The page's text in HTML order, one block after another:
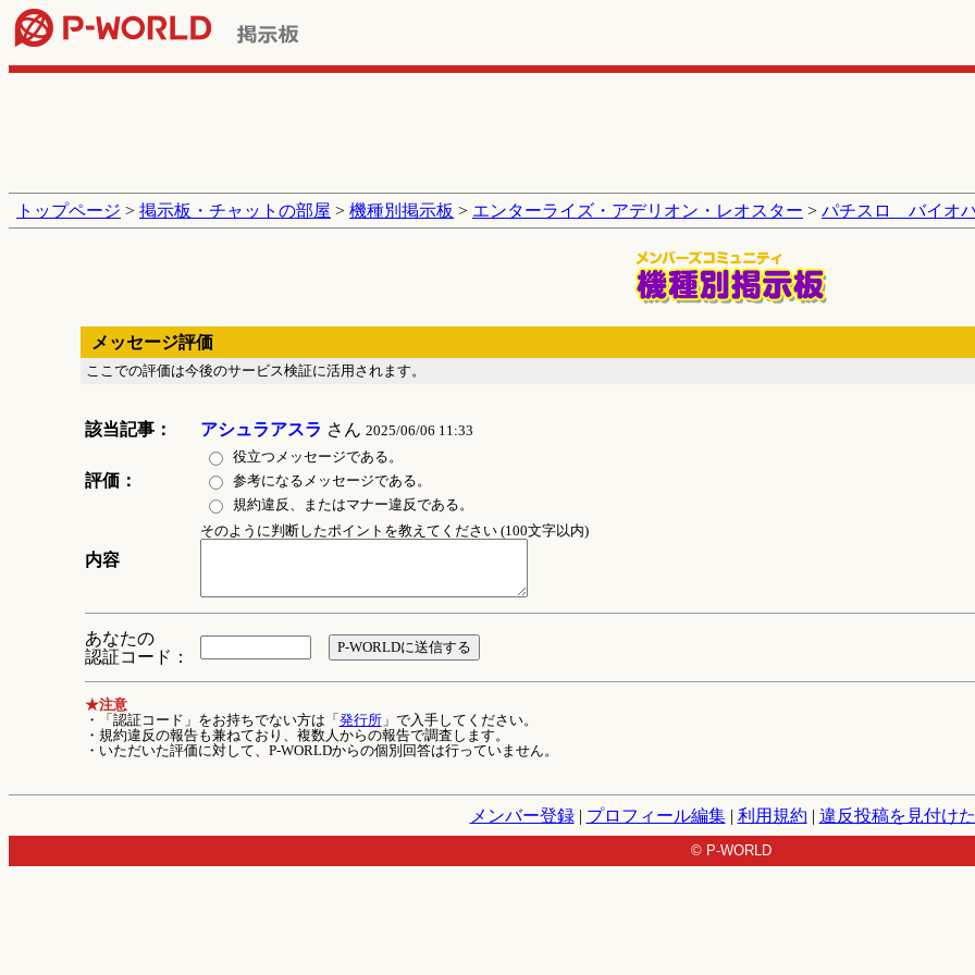
トップページ > 掲示板・チャットの部屋 > 機種別掲示板 > エンターライズ・アデリオン・レオスター > パチスロ バイオ
メッセージ評価
ここでの評価は今後のサービス検証に活用されます。
該当記事： アシュラアスラ さん 2025/06/06 11:33
評価：
役立つメッセージである。
参考になるメッセージである。
規約違反、またはマナー違反である。
内容
そのように判断したポイントを教えてください (100文字以内)
あなたの
認証コード：
★注意
・「認証コード」をお持ちでない方は「 発行所」で入手してください。
・規約違反の報告も兼ねており、複数人からの報告で調査します。
・いただいた評価に対して、P-WORLDからの個別回答は行っていません。
メンバー登録| プロフィール編集| 利用規約 | 違反投稿を見付け
© P-WORLD